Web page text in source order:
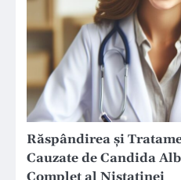
Răspândirea și
Cauzate de Candida
Complet al Nistatinei